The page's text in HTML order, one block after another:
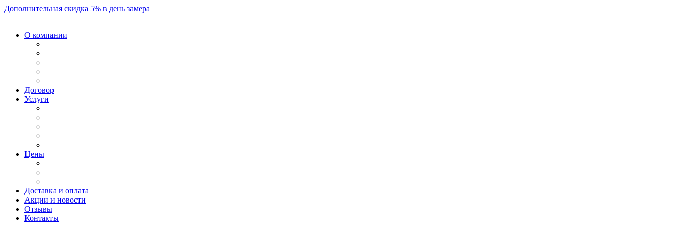
Дополнительная скидка 5% в день замера
О компании
Договор
Услуги
Цены
Доставка и оплата
Акции и новости
Отзывы
Контакты